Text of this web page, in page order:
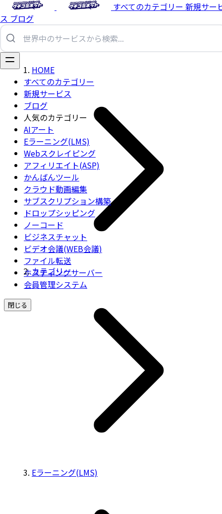
すべてのカテゴリー 新規サー
ス ブログ
すべてのカテゴリー
新規サービス
ブログ
人気のカテゴリー
AIアート
Eラーニング(LMS)
Webスクレイピング
アフィリエイト(ASP)
かんばんツール
クラウド動画編集
サブスクリプション構築
ドロップシッピング
ノーコード
ビジネスチャット
ビデオ会議(WEB会議)
ファイル転送
ホスティングサーバー
会員管理システム
閉じる
HOME
カテゴリー
Eラーニング(LMS)